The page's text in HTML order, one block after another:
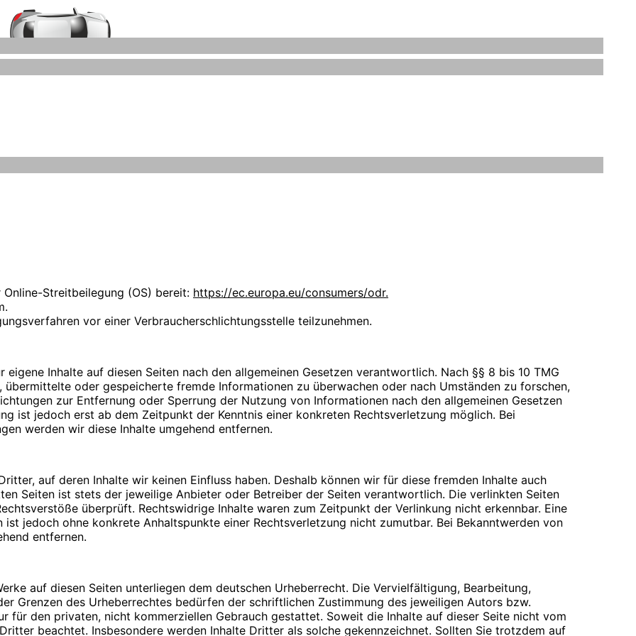
Auto-Ankauf-Zeitz.de
können Marken- oder Warenzeichen im Besitze ihrer rechtlichen Eigentümer sein. Die Rechte aller
ausschließlich bei deren Besitzern.
Daten zu informieren.
Durch die Verwendung von Cookies wird die Nutzung von Webseiten für den Nutzer vereinfacht.
fehlerfrei aufrufbar. Diese Gründe stellen auch das berechtigte Interesse für diese
Nutzung von Cookies zu Analysezwecken wird in einem anderen Punkt behandelt). Gängige Browser
Sie können Ihren Browser so einstellen, dass Sie über das Setzen von Cookies informiert werden
Cookies ausschließen oder das automatische Löschen der Cookies beim Schließen des Browser
dieser Website ohne Einschränkungen zugreifen können, wenn Sie entsprechende
Name, Vorname und E-Mail Adresse. Diese Daten verwenden wir ausschließlich für die o.g.
die im Zuge der Nutzung des Kontaktformulars oder der Übersendung einer E-Mail übermittelt
Streitbeilegung (OS) bereit: https://ec.europa.eu/consumers/odr.
vor einer Verbraucherschlichtungsstelle teilzunehmen.
Inhalte auf diesen Seiten nach den allgemeinen Gesetzen verantwortlich. Nach §§ 8 bis 10 TMG
oder gespeicherte fremde Informationen zu überwachen oder nach Umständen zu forschen,
zur Entfernung oder Sperrung der Nutzung von Informationen nach den allgemeinen Gesetzen
ist jedoch erst ab dem Zeitpunkt der Kenntnis einer konkreten Rechtsverletzung möglich. Bei
werden wir diese Inhalte umgehend entfernen.
auf deren Inhalte wir keinen Einfluss haben. Deshalb können wir für diese fremden Inhalte auch
Seiten ist stets der jeweilige Anbieter oder Betreiber der Seiten verantwortlich. Die verlinkten Seiten
überprüft. Rechtswidrige Inhalte waren zum Zeitpunkt der Verlinkung nicht erkennbar. Eine
jedoch ohne konkrete Anhaltspunkte einer Rechtsverletzung nicht zumutbar. Bei Bekanntwerden von
entfernen.
auf diesen Seiten unterliegen dem deutschen Urheberrecht. Die Vervielfältigung, Bearbeitung,
Grenzen des Urheberrechtes bedürfen der schriftlichen Zustimmung des jeweiligen Autors bzw.
für den privaten, nicht kommerziellen Gebrauch gestattet. Soweit die Inhalte auf dieser Seite nicht vom
beachtet. Insbesondere werden Inhalte Dritter als solche gekennzeichnet. Sollten Sie trotzdem auf